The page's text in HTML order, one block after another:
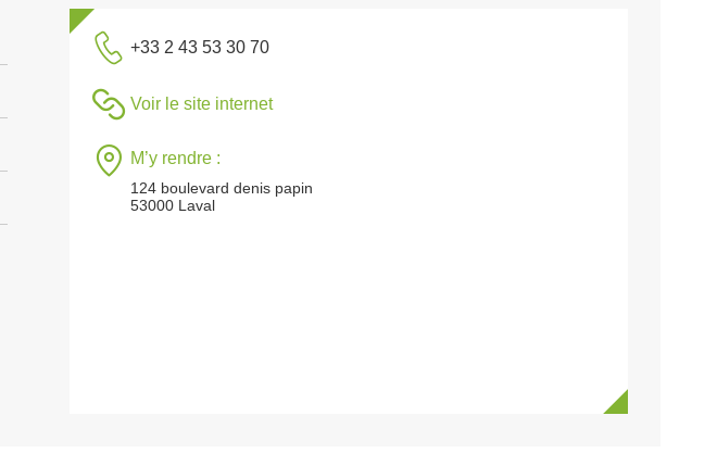
+33 2 43 53 30 70
Voir le site internet
M’y rendre :
124 boulevard denis papin
53000 Laval